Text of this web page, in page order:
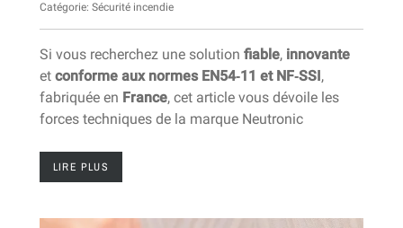
Catégorie: Sécurité incendie
Si vous recherchez une solution fiable, innovante
et conforme aux normes EN54‑11 et NF‑SSI ,
fabriquée en France, cet article vous dévoile les
forces techniques de la marque Neutronic
LIRE PLUS